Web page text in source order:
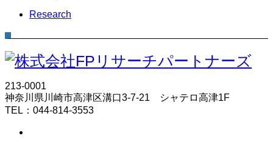
Research
213-0001
神奈川県川崎市高津区溝口3-7-21 シャテロ高津1F
TEL：044-814-3553